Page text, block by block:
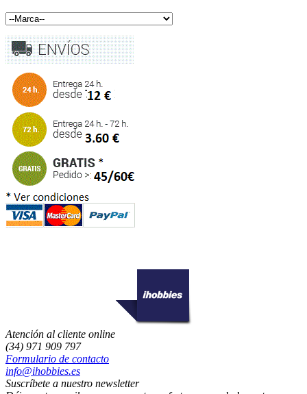
Atención al cliente online
(34) 971 909 797
Formulario de contacto
info@ihobbies.es
Suscríbete a nuestro newsletter